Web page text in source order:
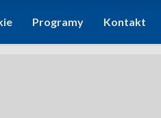
Programy Kontakt